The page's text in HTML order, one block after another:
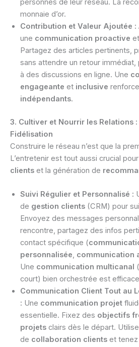
personnes de leur réseau. La
monnaie d’or.
Contribution et Valeur Ajoutée :
une communication proactive et
Partagez des articles pertinents,
sans attendre un retour
à des discussions en ligne. Une
engageante et inclusive
indépendants.
3. Cultiver et Nourrir les Relations :
Fidélisation
Construire le réseau n’est que la
L’entretenir est tout aussi crucial
clients et la génération de
Suivi Régulier et Personnalisé :
de gestion clients (CRM) pour
Envoyez des messages
rencontre, partagez des infos
contact spécifique (
personnalisée, communication
Une communication multicanal
court) bien orchestrée est
Communication Client Tout au
: Une communication projet
essentielle. Fixez des objectifs
projets clairs dès le départ.
de collaboration clients et